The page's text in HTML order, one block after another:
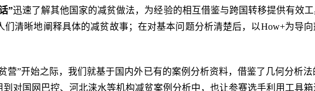
”迅速了解其他国家的减贫做法，为经验的相互借鉴与跨国转移提供有效
们清晰地阐释具体的减贫故事；在对基本问题分析清楚后，以How+为导
”开始之际，我们就基于国内外已有的案例分析资料，借鉴了几何分析
对国网巴控、河北涞水等机构减贫案例分析中，也让参赛选手利用工具